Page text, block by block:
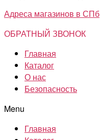
Адреса магазинов в СПб
ОБРАТНЫЙ ЗВОНОК
Главная
Каталог
О нас
Безопасность
Menu
Главная